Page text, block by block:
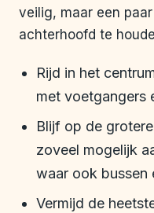
veilig, maar een
achterhoofd te
Rijd in het
met voetgangers
Blijf op de
zoveel mogelijk
waar ook bussen
Vermijd de